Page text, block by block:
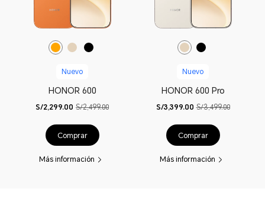
Nuevo
HONOR 600
S/2,299.00 S/2,499.00
Comprar
Más información
Nuevo
HONOR 600 Pro
S/3,399.00 S/3,499.00
Comprar
Más información